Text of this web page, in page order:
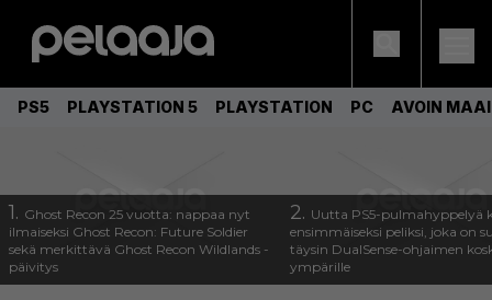
PS5 PLAYSTATION 5 PLAYSTATION PC AVOIN
1. Ghost Recon 25 vuotta: nappaa nyt
ilmaiseksi Ghost Recon: Future Soldier
sekä merkittävä Ghost Recon Wildlands -
päivitys
2. Uutta PS5-pulmahyppelyä
ensimmäiseksi peliksi, joka on
täysin DualSense-ohjaimen
ympärille